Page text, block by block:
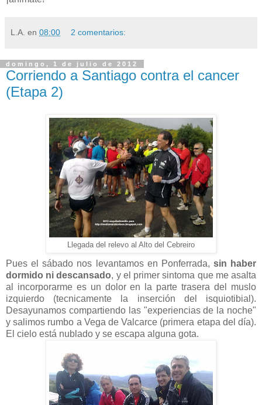
L.A. en 08:00 2 comentarios:
domingo, 1 de julio de 2012
Corriendo a Santiago contra el cancer
(Etapa 2)
Llegada del relevo al Alto del Cebreiro
Pues el sábado nos levantamos en Ponferrada, sin haber
dormido ni descansado, y el primer sintoma que me asalta
al incorporarme es un dolor en la parte trasera del muslo
izquierdo (tecnicamente la inserción del isquiotibial).
Desayunamos compartiendo las "experiencias de la noche"
y salimos rumbo a Vega de Valcarce (primera etapa del día).
El cielo está nublado y se escapa alguna gota.